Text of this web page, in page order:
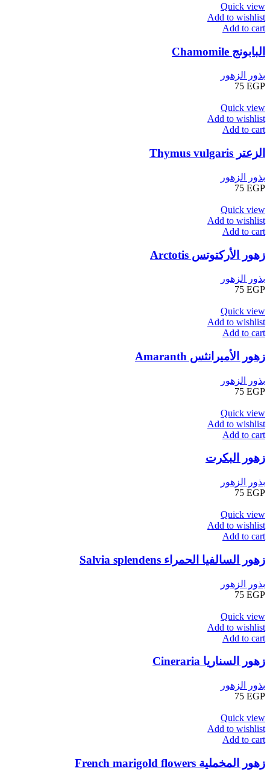
Quick view
Add to wishlist
Add to cart
البابونج Chamomile
بذور الزهور
75 EGP
Quick view
Add to wishlist
Add to cart
الزعتر Thymus vulgaris
بذور الزهور
75 EGP
Quick view
Add to wishlist
Add to cart
زهور الأركتوتس Arctotis
بذور الزهور
75 EGP
Quick view
Add to wishlist
Add to cart
زهور الأميرانثس Amaranth
بذور الزهور
75 EGP
Quick view
Add to wishlist
Add to cart
زهور البكرت
بذور الزهور
75 EGP
Quick view
Add to wishlist
Add to cart
زهور السالفيا الحمراء Salvia splendens
بذور الزهور
75 EGP
Quick view
Add to wishlist
Add to cart
زهور السناريا Cineraria
بذور الزهور
75 EGP
Quick view
Add to wishlist
Add to cart
زهور المخملية French marigold flowers